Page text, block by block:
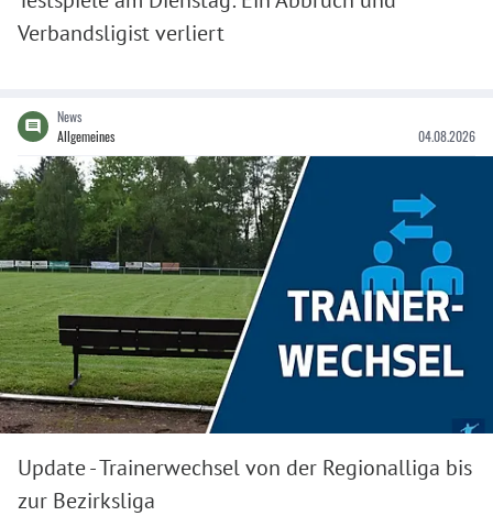
Verbandsligist verliert
News
Allgemeines
04.08.2026
Update - Trainerwechsel von der Regionalliga bis
zur Bezirksliga